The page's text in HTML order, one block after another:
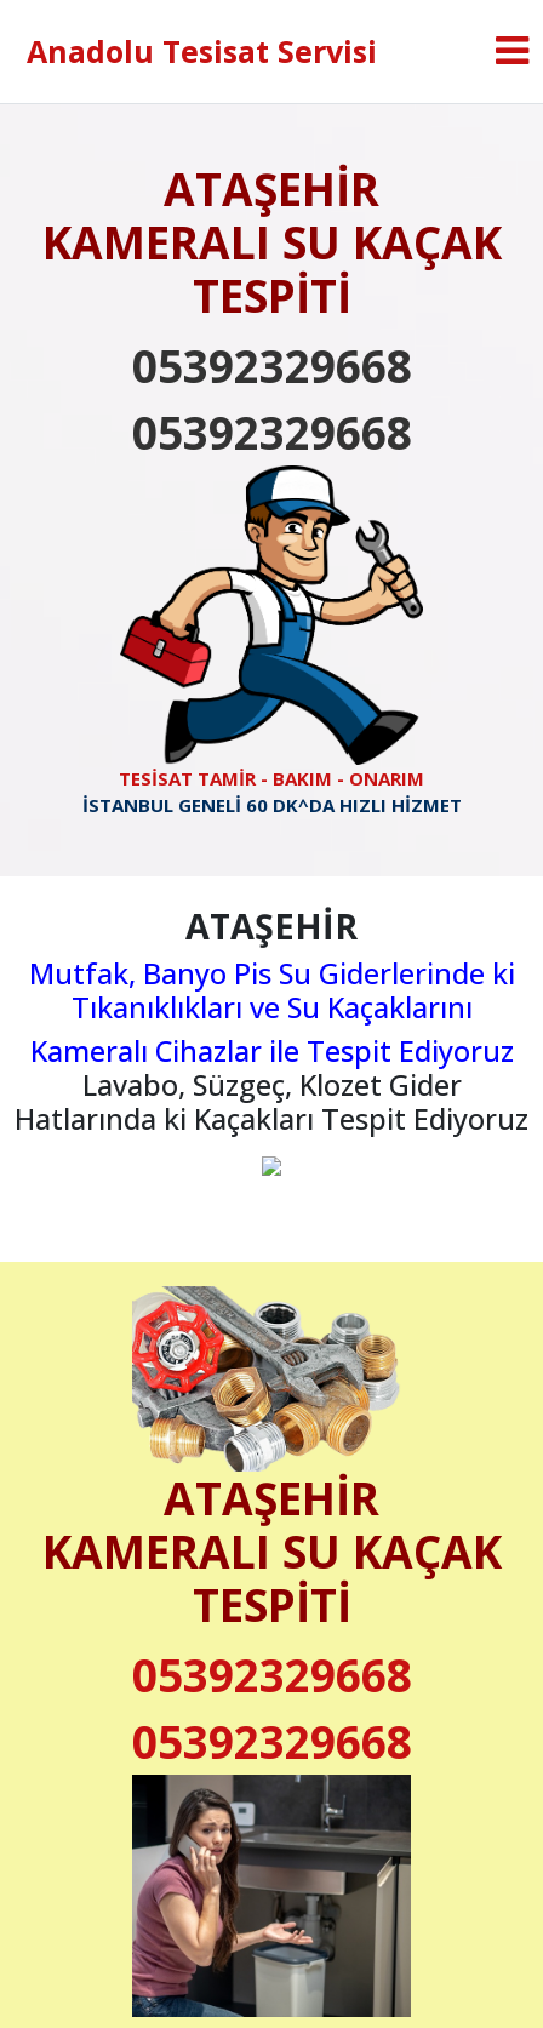
Anadolu Tesisat Servisi
ATAŞEHİR
KAMERALI SU KAÇAK
TESPİTİ
05392329668
05392329668
TESİSAT TAMİR - BAKIM - ONARIM
İSTANBUL GENELİ 60 DK^DA HIZLI HİZMET
ATAŞEHİR
Mutfak, Banyo Pis Su Giderlerinde ki
Tıkanıklıkları ve Su Kaçaklarını
Kameralı Cihazlar ile Tespit Ediyoruz
Lavabo, Süzgeç, Klozet Gider
Hatlarında ki Kaçakları Tespit Ediyoruz
ATAŞEHİR
KAMERALI SU KAÇAK
TESPİTİ
05392329668
05392329668